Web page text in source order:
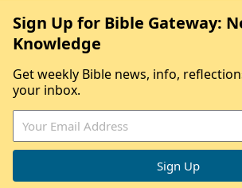
Sign Up for Bible Gateway:
Knowledge
Get weekly Bible news, info,
your inbox.